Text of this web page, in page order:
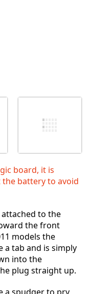
board, it is
battery to avoid
to the
the front
models the
a tab and is simply
into the
plug straight up.